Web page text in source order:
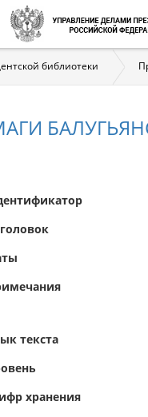
библиотеки
текста
хранения